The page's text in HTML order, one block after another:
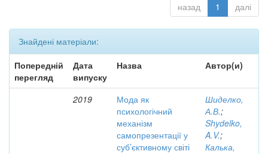
назад 1 далі
Знайдені матеріали:
Попередній
перегляд
Дата
випуску
Назва Автор(и)
2019
Мода як
психологічний
механізм
самопрезентації у
суб’єктивному світі
Шиделко,
А.В.;
Shydelko,
A.V.;
Калька,